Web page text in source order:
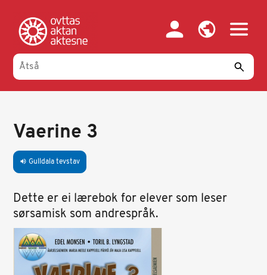
oajvve-
sisadnuj
Vaerine 3
volume_up Gulldala tevstav
Dette er ei lærebok for elever som leser
sørsamisk som andrespråk.